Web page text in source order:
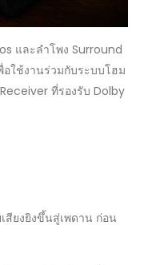
และลำโพง Surround
ใช้งานร่วมกับระบบโฮม
ที่รองรับ Dolby
สียงยิงขึ้นสู่เพดาน ก่อน